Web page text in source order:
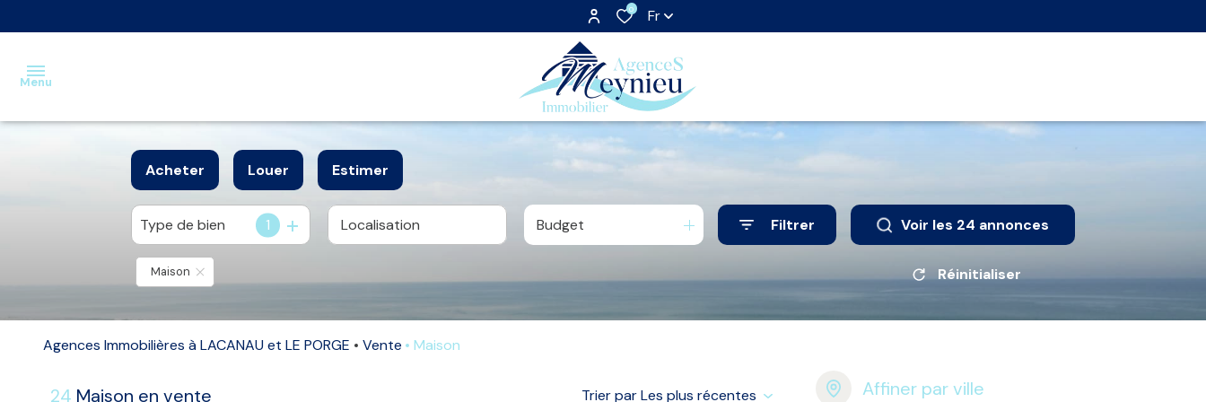
0 Fr
Menu
Estimation
Nos
biens
Acheter
de l'ancien
Louer
à l'année
Estimer
Type de bien 1 Budget Filtrer Voir les 24 annonces
Maison Réinitialiser
Agences Immobilières à LACANAU et LE PORGE Vente Maison
24 Maison en vente Trier par Les plus récentes Affiner par ville